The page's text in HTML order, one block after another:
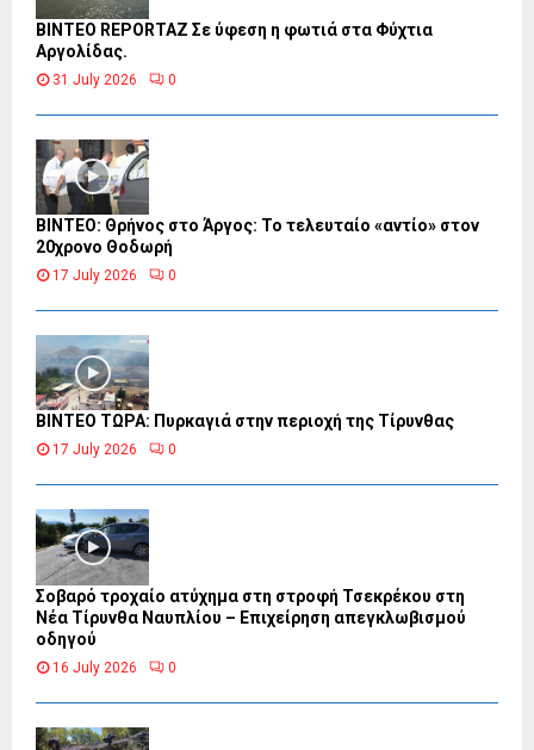
BINTEO REPORTAZ Σε ύφεση η φωτιά στα Φύχτια
Αργολίδας.
31 July 2026 0
ΒΙΝΤΕΟ: Θρήνος στο Άργος: Το τελευταίο «αντίο» στον
20χρονο Θοδωρή
17 July 2026 0
ΒΙΝΤΕΟ ΤΩΡΑ: Πυρκαγιά στην περιοχή της Τίρυνθας
17 July 2026 0
Σοβαρό τροχαίο ατύχημα στη στροφή Τσεκρέκου στη
Νέα Τίρυνθα Ναυπλίου – Επιχείρηση απεγκλωβισμού
οδηγού
16 July 2026 0